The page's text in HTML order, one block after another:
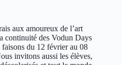
aux amoureux de l’art
continuité des Vodun Days
du 12 février au 08
invitons aussi les élèves,